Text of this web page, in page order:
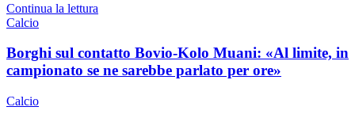
Continua la lettura
Calcio
Borghi sul contatto Bovio-Kolo Muani: «Al limite, in
campionato se ne sarebbe parlato per ore»
Calcio